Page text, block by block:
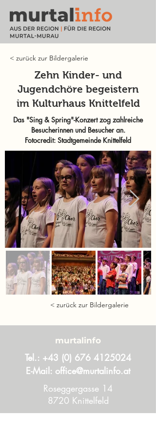
< zurück zur Bildergalerie
Zehn Kinder- und
Jugendchöre begeistern
im Kulturhaus Knittelfeld
Das "Sing & Spring"-Konzert zog zahlreiche
Besucherinnen und Besucher an.
Fotocredit: Stadtgemeinde Knittelfeld
< zurück zur Bildergalerie
murtalinfo
Tel.: +43 (0) 676 4125024
E-Mail: office@murtalinfo.at
Roseggergasse 14
8720 Knittelfeld